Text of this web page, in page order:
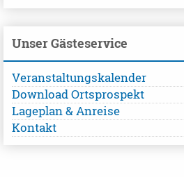
Unser Gästeservice
Veranstaltungskalender
Download Ortsprospekt
Lageplan & Anreise
Kontakt